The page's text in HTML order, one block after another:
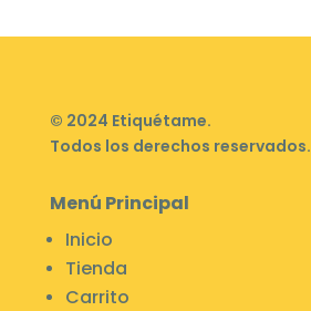
© 2024 Etiquétame.
Todos los derechos reservados.
Menú Principal
Inicio
Tienda
Carrito